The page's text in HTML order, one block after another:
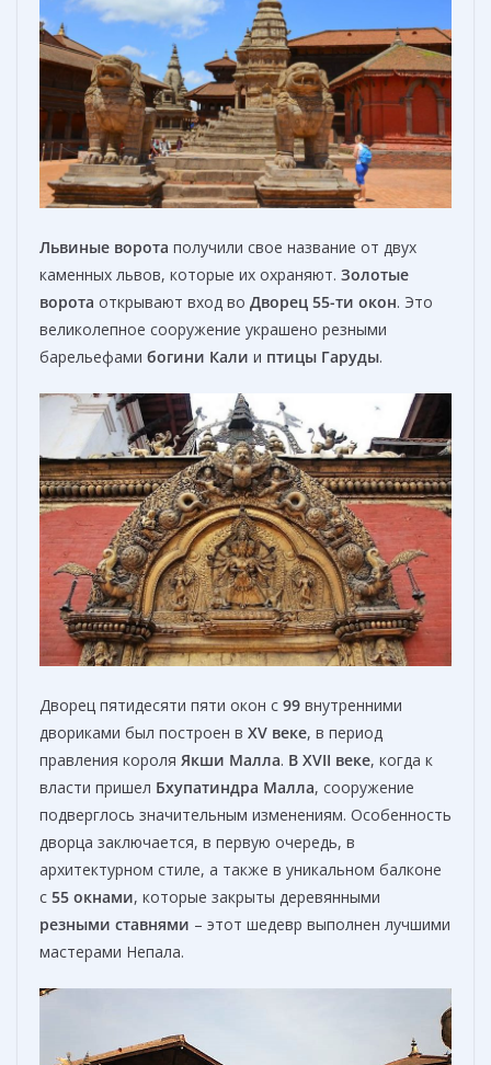
Львиные ворота получили свое название от двух
каменных львов, которые их охраняют. Золотые
ворота открывают вход во Дворец 55-ти окон. Это
великолепное сооружение украшено резными
барельефами богини Кали и птицы Гаруды.
Дворец пятидесяти пяти окон с 99 внутренними
двориками был построен в XV веке, в период
правления короля Якши Малла. В XVII веке, когда к
власти пришел Бхупатиндра Малла, сооружение
подверглось значительным изменениям. Особенность
дворца заключается, в первую очередь, в
архитектурном стиле, а также в уникальном балконе
с 55 окнами, которые закрыты деревянными
резными ставнями – этот шедевр выполнен лучшими
мастерами Непала.